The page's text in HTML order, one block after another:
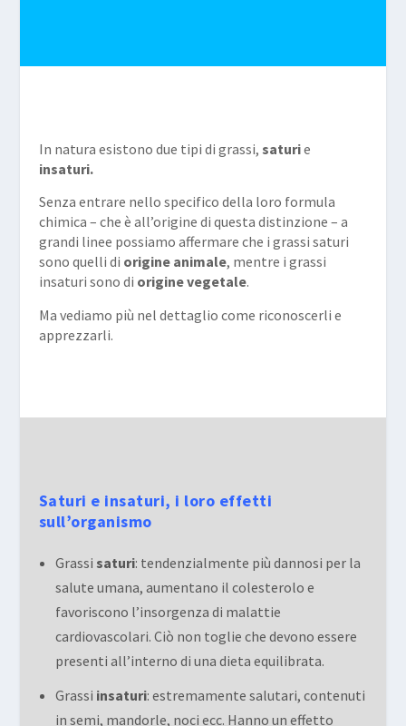
In natura esistono due tipi di grassi, saturie
insaturi.
Senza entrare nello specifico della loro formula
chimica – che è all’origine di questa distinzione – a
grandi linee possiamo affermare che i grassi saturi
sono quelli di origine animale, mentre i grassi
insaturi sono di origine vegetale.
Ma vediamo più nel dettaglio come riconoscerli e
apprezzarli.
Saturi e insaturi, i loro effetti
sull’organismo
Grassi saturi: tendenzialmente più dannosi per la
salute umana, aumentano il colesterolo e
favoriscono l’insorgenza di malattie
cardiovascolari. Ciò non toglie che devono essere
presenti all’interno di una dieta equilibrata.
Grassi insaturi: estremamente salutari, contenuti
in semi, mandorle, noci ecc. Hanno un effetto